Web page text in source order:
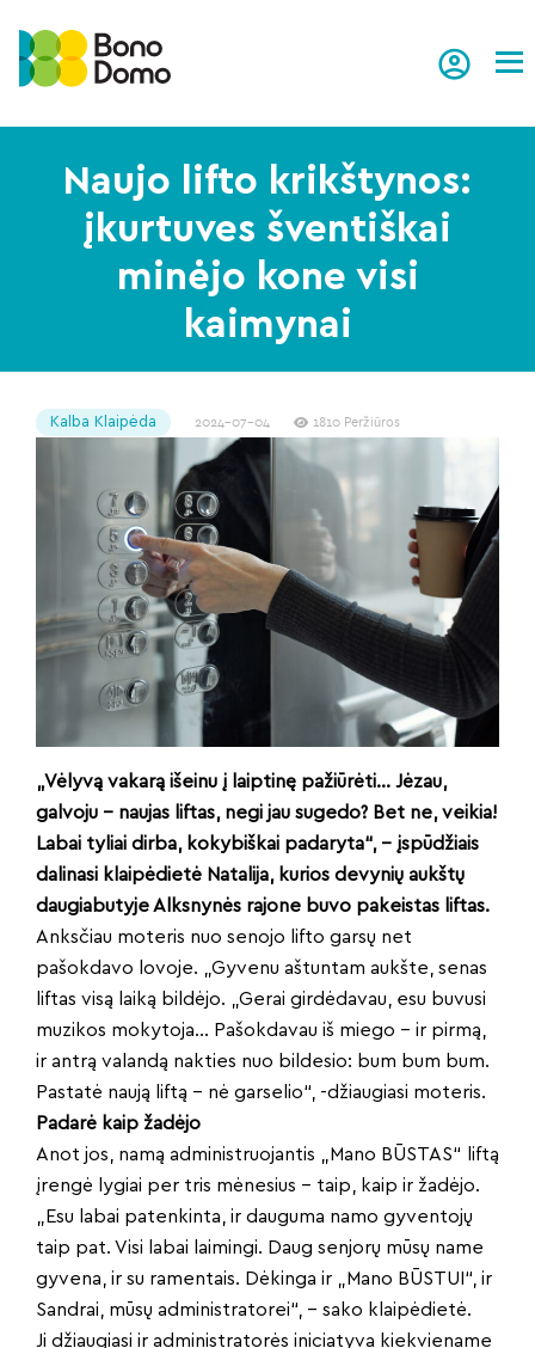
Naujo lifto krikštynos:
įkurtuves šventiškai
minėjo kone visi
kaimynai
Kalba Klaipėda 2024-07-04 1810 Peržiūros
„Vėlyvą vakarą išeinu į laiptinę pažiūrėti… Jėzau,
galvoju – naujas liftas, negi jau sugedo? Bet ne, veikia!
Labai tyliai dirba, kokybiškai padaryta“, – įspūdžiais
dalinasi klaipėdietė Natalija, kurios devynių aukštų
daugiabutyje Alksnynės rajone buvo pakeistas liftas.
Anksčiau moteris nuo senojo lifto garsų net
pašokdavo lovoje. „Gyvenu aštuntam aukšte, senas
liftas visą laiką bildėjo. „Gerai girdėdavau, esu buvusi
muzikos mokytoja… Pašokdavau iš miego – ir pirmą,
ir antrą valandą nakties nuo bildesio: bum bum bum.
Pastatė naują liftą – nė garselio“, -džiaugiasi moteris.
Padarė kaip žadėjo
Anot jos, namą administruojantis „Mano BŪSTAS“ liftą
įrengė lygiai per tris mėnesius – taip, kaip ir žadėjo.
„Esu labai patenkinta, ir dauguma namo gyventojų
taip pat. Visi labai laimingi. Daug senjorų mūsų name
gyvena, ir su ramentais. Dėkinga ir „Mano BŪSTUI“, ir
Sandrai, mūsų administratorei“, – sako klaipėdietė.
Ji džiaugiasi ir administratorės iniciatyva kiekviename